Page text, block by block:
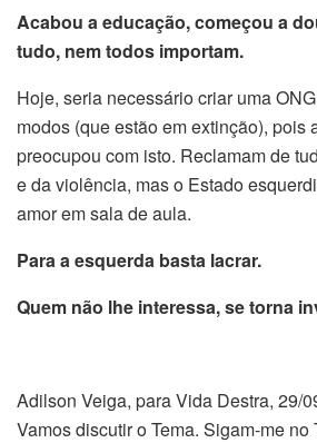
Acabou a educação, começou a
tudo, nem todos importam.
Hoje, seria necessário criar uma
modos (que estão em extinção), pois
preocupou com isto. Reclamam de
e da violência, mas o Estado
amor em sala de aula.
Para a esquerda basta lacrar.
Quem não lhe interessa, se torna
Adilson Veiga, para Vida Destra, 29/
Vamos discutir o Tema. Sigam-me no